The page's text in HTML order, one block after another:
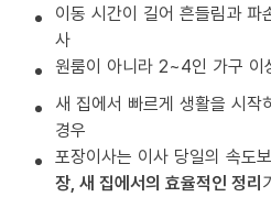
이동 시간이 길어 흔들림과 파
사
원룸이 아니라 2~4인 가구 이
새 집에서 빠르게 생활을 시작
경우
포장이사는 이사 당일의 속도
장, 새 집에서의 효율적인 정리